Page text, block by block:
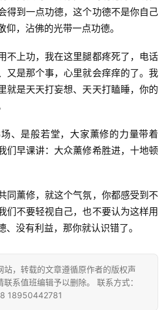
得到一点功德，这个功德不是你自己
仰，沾佛的光带一点功德。
不上功，我在这里腿都疼死了，电话
又是那个事，心里就会痒痒的了。我
就是天天打妄想、天天打瞌睡，你的
、是般若堂，大家薰修的力量带着
们早课讲：大众薰修希胜进，十地顿
同薰修，就这个气氛，你都感受到不
们不要轻视自己，也不要认为这样用
、没有利益，那你就认识错了。
站，转载的文章遵循原作者的版权声
系值班编辑予以删除。 联系方式：
18950442781